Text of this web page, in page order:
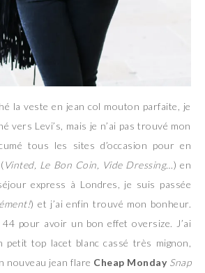
la veste en jean col mouton parfaite, je
vers Levi’s, mais je n’ai pas trouvé mon
tous les sites d’occasion pour en
Vinted, Le Bon Coin, Vide Dressing… ) en
express à Londres, je suis passée
) et j’ai enfin trouvé mon bonheur.
44 pour avoir un bon effet oversize. J’ai
petit top lacet blanc cassé très mignon,
nouveau jean flare Cheap Monday Snap